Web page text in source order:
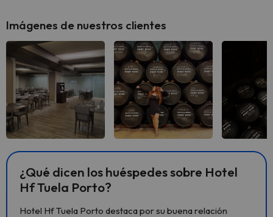
Imágenes de nuestros clientes
¿Qué dicen los huéspedes sobre Hotel
Hf Tuela Porto?
Hotel Hf Tuela Porto destaca por su buena relación